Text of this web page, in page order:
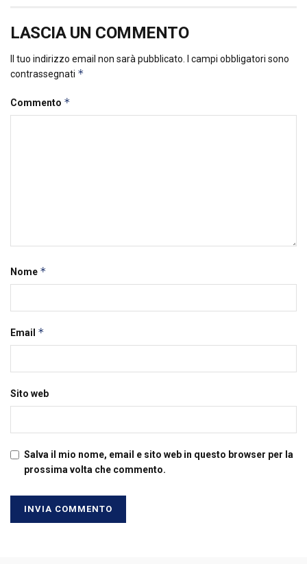
LASCIA UN COMMENTO
Il tuo indirizzo email non sarà pubblicato.
I campi obbligatori sono
contrassegnati *
Commento *
Nome *
Email *
Sito web
Salva il mio nome, email e sito web in questo browser per la
prossima volta che commento.